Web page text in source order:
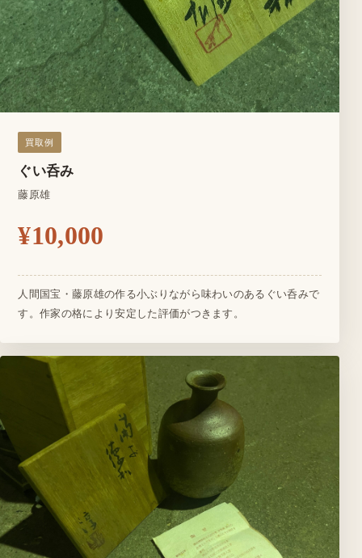
買取例
ぐい呑み
藤原雄
¥10,000
人間国宝・藤原雄の作る小ぶりながら味わいのあるぐい呑みで
す。作家の格により安定した評価がつきます。